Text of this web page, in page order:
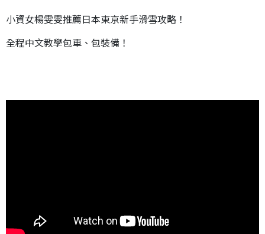
小資女楊雯雯推薦日本東京新手滑雪攻略！
全程中文教學包車、包裝備！